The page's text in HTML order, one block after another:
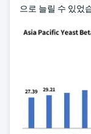
으로 늘릴 수 있었